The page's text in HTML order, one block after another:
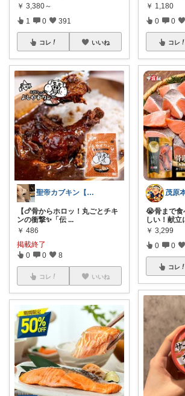
￥ 3,380～
1 0 391
コレ いいね
聖帝カブキン【北海道を推す者】
【🍗骨からホロッ！丸ごとチキ
ンの衝撃✨「伝 ...
￥ 486
掲載終了
0 0 8
コレ いいね
￥ 1,180
0 0
コレ
茂原
😭骨まで食
しい！献立
￥ 3,299
0 0
コレ